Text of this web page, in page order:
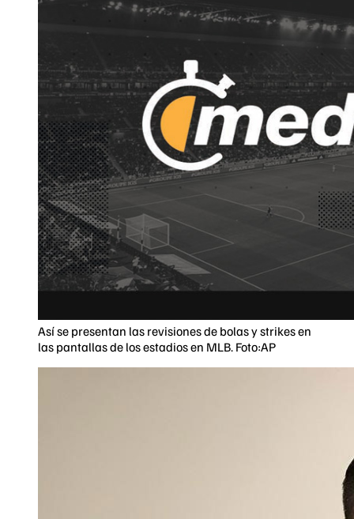
Así se presentan las revisiones de bolas y strikes en
las pantallas de los estadios en MLB. Foto:AP